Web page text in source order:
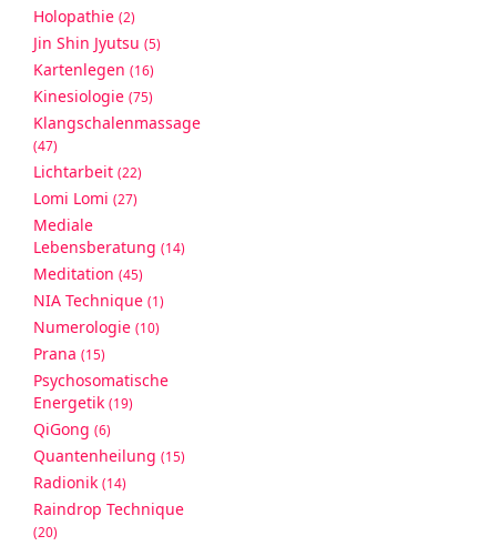
Holopathie (2)
Jin Shin Jyutsu (5)
Kartenlegen (16)
Kinesiologie (75)
Klangschalenmassage
(47)
Lichtarbeit (22)
Lomi Lomi (27)
Mediale
Lebensberatung (14)
Meditation (45)
NIA Technique (1)
Numerologie (10)
Prana (15)
Psychosomatische
Energetik (19)
QiGong (6)
Quantenheilung (15)
Radionik (14)
Raindrop Technique
(20)